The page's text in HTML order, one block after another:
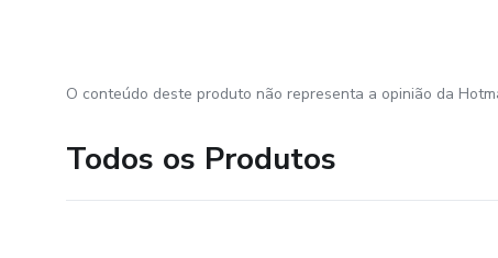
O conteúdo deste produto não representa a opinião da
Todos os Produtos